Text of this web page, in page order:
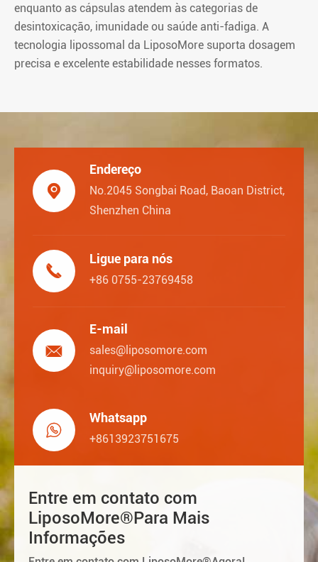
enquanto as cápsulas atendem às categorias de
desintoxicação, imunidade ou saúde anti-fadiga. A
tecnologia lipossomal da LiposoMore suporta dosagem
precisa e excelente estabilidade nesses formatos.

Endereço
No.2045 Songbai Road, Baoan District,
Shenzhen China

Ligue para nós
+86 0755-23769458

E-mail
sales@liposomore.com
inquiry@liposomore.com

Whatsapp
+8613923751675
Entre em contato com
LiposoMore®Para Mais
Informações